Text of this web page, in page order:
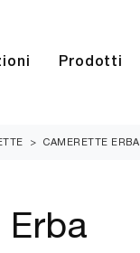
Prodotti
> CAMERETTE ERBA